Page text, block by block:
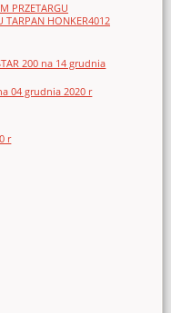
PRZETARGU
TARPAN HONKER4012
200 na 14 grudnia
04 grudnia 2020 r
r